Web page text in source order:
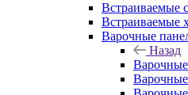
Встраиваемые
Встраиваемые
Варочные
Назад
Варочные